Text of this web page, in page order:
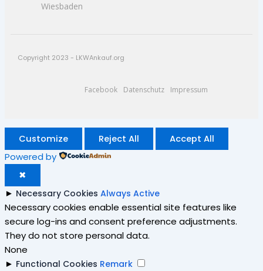
Wiesbaden
Copyright 2023 - LKWAnkauf.org
Facebook Datenschutz Impressum
Customize Reject All Accept All
Powered by
✖
► Necessary Cookies Always Active
Necessary cookies enable essential site features like
secure log-ins and consent preference adjustments.
They do not store personal data.
None
► Functional Cookies Remark